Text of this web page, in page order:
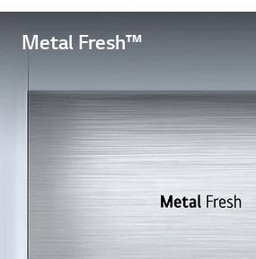
Metal Fresh™